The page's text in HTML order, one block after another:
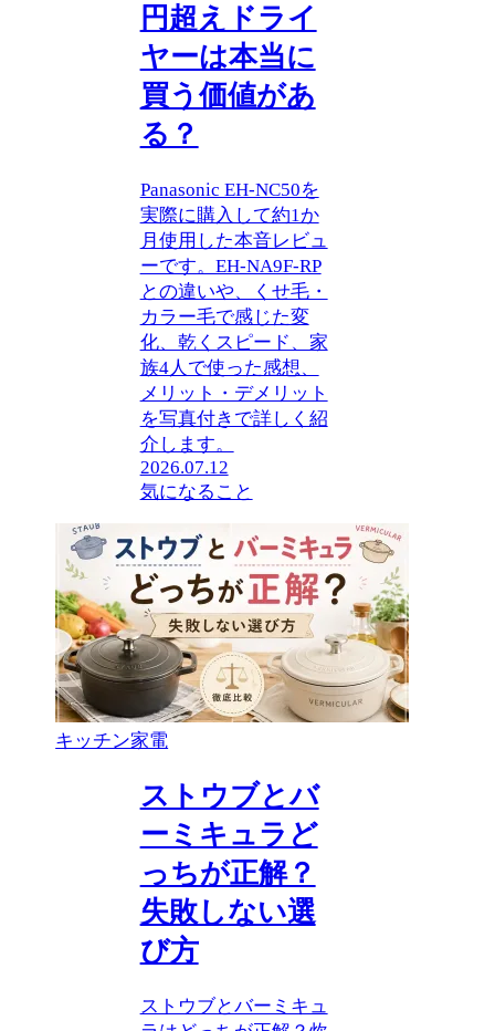
円超えドライ
ヤーは本当に
買う価値があ
る？
Panasonic EH-NC50を
実際に購入して約1か
月使用した本音レビュ
ーです。EH-NA9F-RP
との違いや、くせ毛・
カラー毛で感じた変
化、乾くスピード、家
族4人で使った感想、
メリット・デメリット
を写真付きで詳しく紹
介します。
2026.07.12
気になること
キッチン家電
ストウブとバ
ーミキュラど
っちが正解？
失敗しない選
び方
ストウブとバーミキュ